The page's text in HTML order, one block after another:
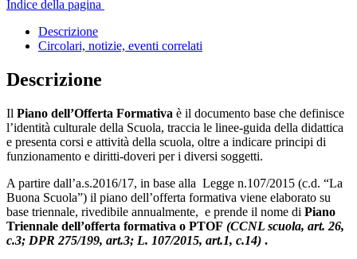
Indice della pagina
Descrizione
Circolari, notizie, eventi correlati
Descrizione
Il Piano dell’Offerta Formativa è il documento base che definisce
l’identità culturale della Scuola, traccia le linee-guida della didattica
e presenta corsi e attività della scuola, oltre a indicare principi di
funzionamento e diritti-doveri per i diversi soggetti.
A partire dall’a.s.2016/17, in base alla Legge n.107/2015 (c.d. “La
Buona Scuola”) il piano dell’offerta formativa viene elaborato su
base triennale, rivedibile annualmente, e prende il nome di Piano
Triennale dell’offerta formativa o PTOF (CCNL scuola, art. 26,
c.3; DPR 275/199, art.3; L. 107/2015, art.1, c.14) .